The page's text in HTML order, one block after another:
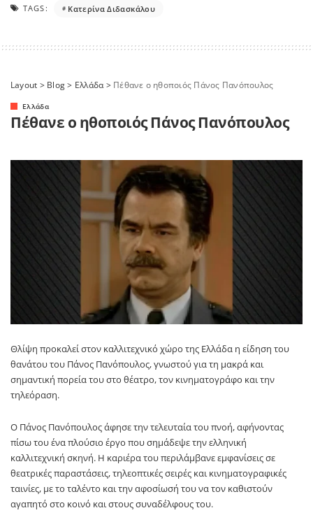
TAGS: Κατερίνα Διδασκάλου
Layout > Blog> Ελλάδα> Πέθανε ο ηθοποιός Πάνος Πανόπουλος
Ελλάδα
Πέθανε ο ηθοποιός Πάνος Πανόπουλος
Θλίψη προκαλεί στον καλλιτεχνικό χώρο της Ελλάδα η είδηση του
θανάτου του Πάνος Πανόπουλος, γνωστού για τη μακρά και
σημαντική πορεία του στο θέατρο, τον κινηματογράφο και την
τηλεόραση.
Ο Πάνος Πανόπουλοςάφησε την τελευταία του πνοή, αφήνοντας
πίσω του ένα πλούσιο έργο που σημάδεψε την ελληνική
καλλιτεχνική σκηνή. Η καριέρα του περιλάμβανε εμφανίσεις σε
θεατρικές παραστάσεις, τηλεοπτικές σειρές και κινηματογραφικές
ταινίες, με το ταλέντο και την αφοσίωσή του να τον καθιστούν
αγαπητό στο κοινό και στους συναδέλφους του.